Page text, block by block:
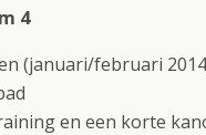
4
(januari/februari
en een korte